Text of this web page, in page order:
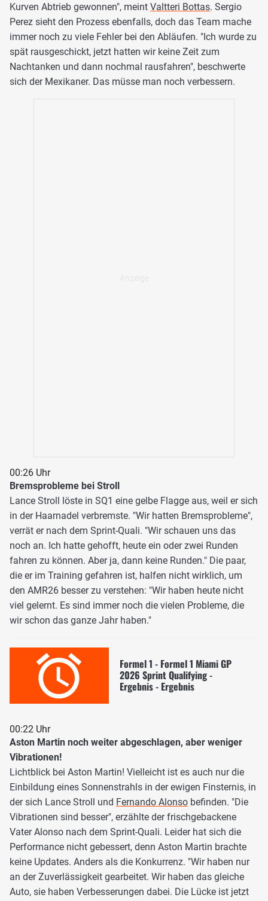
Kurven Abtrieb gewonnen", meint Valtteri Bottas. Sergio
Perez sieht den Prozess ebenfalls, doch das Team mache
immer noch zu viele Fehler bei den Abläufen. "Ich wurde zu
spät rausgeschickt, jetzt hatten wir keine Zeit zum
Nachtanken und dann nochmal rausfahren", beschwerte
sich der Mexikaner. Das müsse man noch verbessern.
00:26 Uhr
Bremsprobleme bei Stroll
Lance Stroll löste in SQ1 eine gelbe Flagge aus, weil er sich
in der Haarnadel verbremste. "Wir hatten Bremsprobleme",
verrät er nach dem Sprint-Quali. "Wir schauen uns das
noch an. Ich hatte gehofft, heute ein oder zwei Runden
fahren zu können. Aber ja, dann keine Runden." Die paar,
die er im Training gefahren ist, halfen nicht wirklich, um
den AMR26 besser zu verstehen: "Wir haben heute nicht
viel gelernt. Es sind immer noch die vielen Probleme, die
wir schon das ganze Jahr haben."
Formel 1 - Formel 1 Miami GP
2026 Sprint Qualifying -
Ergebnis - Ergebnis
00:22 Uhr
Aston Martin noch weiter abgeschlagen, aber weniger
Vibrationen!
Lichtblick bei Aston Martin! Vielleicht ist es auch nur die
Einbildung eines Sonnenstrahls in der ewigen Finsternis, in
der sich Lance Stroll und Fernando Alonso befinden. "Die
Vibrationen sind besser", erzählte der frischgebackene
Vater Alonso nach dem Sprint-Quali. Leider hat sich die
Performance nicht gebessert, denn Aston Martin brachte
keine Updates. Anders als die Konkurrenz. "Wir haben nur
an der Zuverlässigkeit gearbeitet. Wir haben das gleiche
Auto, sie haben Verbesserungen dabei. Die Lücke ist jetzt